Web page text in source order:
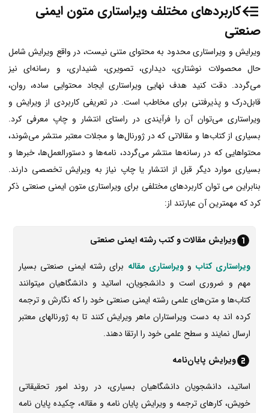
کاربردهای مختلف ویراستاری متون ایمنی
صنعتی
ویرایش و ویراستاری محدود به محتوای متنی نیست، در واقع ویرایش شامل
حال محصولات نوشتاری، دیداری، تصویری، شنیداری، و رسانه‌ای نیز
می‌گردد. دقت کنید هدف نهایی ویراستاری ایجاد محتوایی ساده، روان،
قابل‌درک و پذیرفتنی‌ برای مخاطب است. در تعریفی کاربردی از ویرایش و
ویراستاری می‌توان آن را فرآیندی در راستای انتشار و چاپ معرفی کرد.
بسیاری از کتاب‌ها و مقالاتی که در ژورنال‌ها و مجلات معتبر منتشر می‌شوند،
محتواهایی که در رسانه‌ها منتشر می‌گردد، نامه‌ها و دستورالعمل‌ها، خبرها و
بسیاری موارد دیگر قبل از انتشار یا چاپ نیاز به ویرایش تخصصی دارند.
بنابراین می توان کاربردهای مختلفی برای ویراستاری متون ایمنی صنعتی ذکر
کرد که مهمترین آن عبارتند از:
ویرایش مقالات و کتب رشته ایمنی صنعتی
ویراستاری کتاب و ویراستاری مقاله برای رشته ایمنی صنعتی بسیار
مهم و ضروری است و دانشجویان، اساتید و دانشگاهیان میتوانند
کتاب‌ها و متن‌های علمی رشته ایمنی صنعتی خود را که نگارش و ترجمه
کرده اند به دست ویراستاران ماهر ویرایش کنند تا به ژورنالهای معتبر
ارسال نمایند و سطح علمی خود را ارتقا دهند.
ویرایش پایان‌نامه
اساتید، دانشجویان دانشگاهیان بسیاری، در روند امور تحقیقاتی
خویش، کارهای ترجمه و ویرایش پایان نامه و مقاله، چکیده پایان نامه